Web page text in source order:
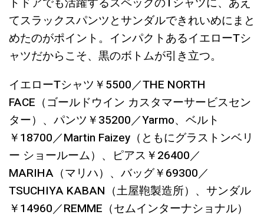
てスラックスパンツとサンダルできれいめにまと
めたのがポイント。インパクトあるイエローTシ
ャツだからこそ、黒のボトムが引き立つ。
イエローTシャツ￥5500／THE NORTH
FACE（ゴールドウイン カスタマーサービスセン
ター）、パンツ￥35200／Yarmo、ベルト
￥18700／Martin Faizey（ともにグラストンベリ
ー ショールーム）、ピアス￥26400／
MARIHA（マリハ）、バッグ￥69300／
TSUCHIYA KABAN（土屋鞄製造所）、サンダル
￥14960／REMME（セムインターナショナル）